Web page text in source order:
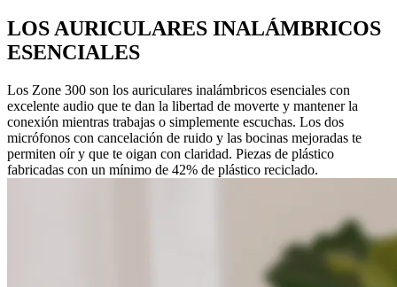
LOS AURICULARES INALÁMBRICOS
ESENCIALES
Los Zone 300 son los auriculares inalámbricos esenciales con
excelente audio que te dan la libertad de moverte y mantener la
conexión mientras trabajas o simplemente escuchas. Los dos
micrófonos con cancelación de ruido y las bocinas mejoradas te
permiten oír y que te oigan con claridad. Piezas de plástico
fabricadas con un mínimo de 42% de plástico reciclado.